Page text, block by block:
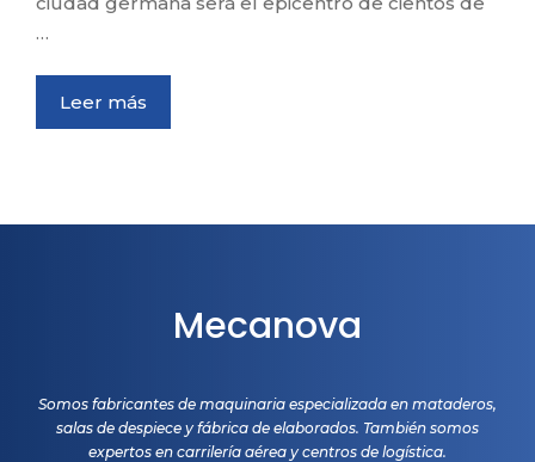
…
Leer más
Mecanova
Somos fabricantes de maquinaria especializada en mataderos,
salas de despiece y fábrica de elaborados. También somos
expertos en carrilería aérea y centros de logística.